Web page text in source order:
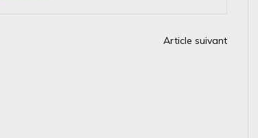
Article suivant